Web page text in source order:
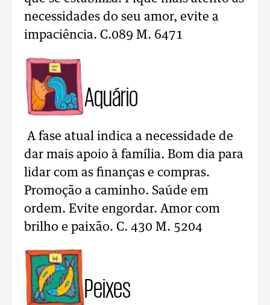
necessidades do seu amor, evite a
impaciência. C.089 M. 6471
Aquário
A fase atual indica a necessidade de
dar mais apoio à família. Bom dia para
lidar com as finanças e compras.
Promoção a caminho. Saúde em
ordem. Evite engordar. Amor com
brilho e paixão. C. 430 M. 5204
Peixes